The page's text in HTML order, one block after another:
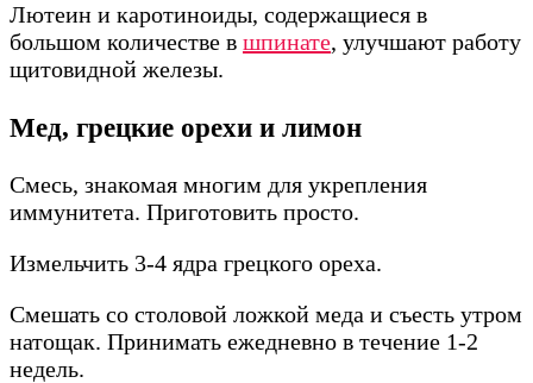
Лютеин и каротиноиды, содержащиеся в
большом количестве в шпинате, улучшают работу
щитовидной железы.
Мед, грецкие орехи и лимон
Смесь, знакомая многим для укрепления
иммунитета. Приготовить просто.
Измельчить 3-4 ядра грецкого ореха.
Смешать со столовой ложкой меда и съесть утром
натощак. Принимать ежедневно в течение 1-2
недель.